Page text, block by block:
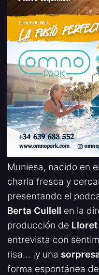
Muniesa, nacido en
charla fresca y
presentando el
Berta Cullell en la
producción de Lloret
entrevista con
risa… ¡y una
forma espontánea